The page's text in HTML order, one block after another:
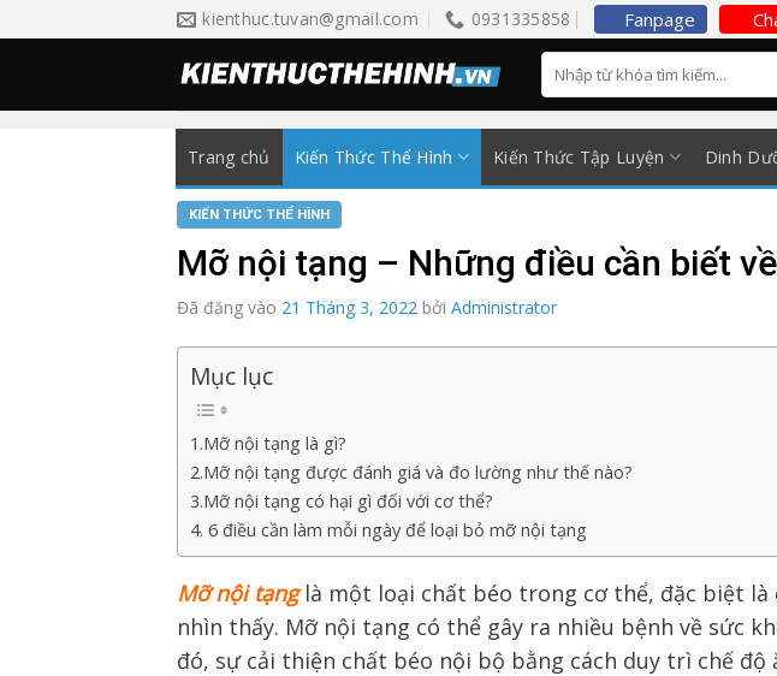
to
kienthuc.tuvan@gmail.com 0931335858 Fanpage
Trang chủ Kiến Thức Thể Hình Kiến Thức Tập Luyện Dinh
KIẾN THỨC THỂ HÌNH
Mỡ nội tạng – Những điều cần biết
Đã đăng vào 21 Tháng 3, 2022 bởi Administrator
Mục lục
1.Mỡ nội tạng là gì?
2.Mỡ nội tạng được đánh giá và đo lường như thế nào?
3.Mỡ nội tạng có hại gì đối với cơ thể?
4. 6 điều cần làm mỗi ngày để loại bỏ mỡ nội tạng
Mỡ nội tạnglà một loại chất béo trong cơ thể, đặc biệt là
nhìn thấy. Mỡ nội tạng có thể gây ra nhiều bệnh về sức
đó, sự cải thiện chất béo nội bộ bằng cách duy trì chế